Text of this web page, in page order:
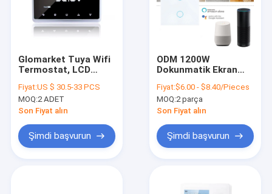
Glomarket Tuya Wifi
Termostat, LCD
Yerden Isıtma Oda
Termostatı
Fiyat:US $ 30.5-33 PCS
MOQ:2 ADET
Son Fiyat alın
Şimdi başvurun
ODM 1200W
Dokunmatik Ekran
Wifi Akıllı Duvar
Dokunmatik
Fiyat:$6.00 - $8.40/Pieces
MOQ:2 parça
Son Fiyat alın
Şimdi başvurun